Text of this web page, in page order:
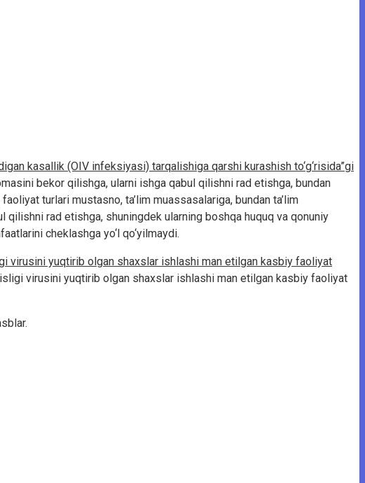
kasallik (OIV infeksiyasi) tarqalishiga qarshi kurashish to‘g‘risida”gi
bekor qilishga, ularni ishga qabul qilishni rad etishga, bundan
turlari mustasno, ta’lim muassasalariga, bundan ta’lim
rad etishga, shuningdek ularning boshqa huquq va qonuniy
cheklashga yo‘l qo‘yilmaydi.
virusini yuqtirib olgan shaxslar ishlashi man etilgan kasbiy faoliyat
virusini yuqtirib olgan shaxslar ishlashi man etilgan kasbiy faoliyat